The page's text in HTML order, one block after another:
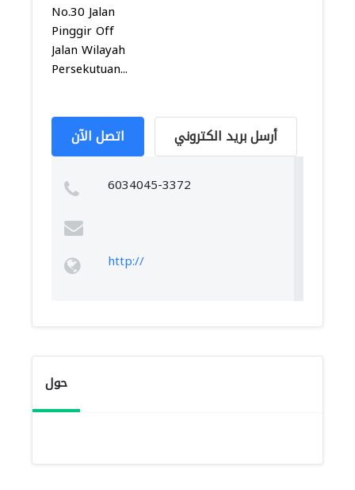
No.30 Jalan
Pinggir Off
Jalan Wilayah
Persekutuan...
اتصل الآن أرسل بريد الكتروني
6034045-3372
http://
حول